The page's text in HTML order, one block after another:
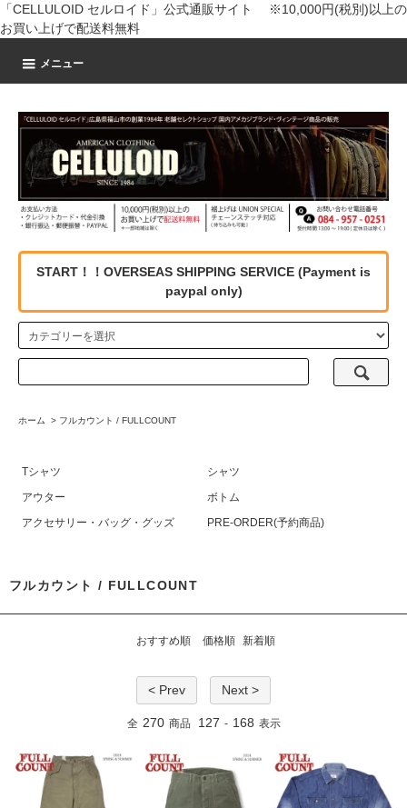
「CELLULOID セルロイド」公式通販サイト ※10,000円(税別)以上の
お買い上げで配送料無料
メニュー
START！！OVERSEAS SHIPPING SERVICE (Payment is
paypal only)
ホーム > フルカウント / FULLCOUNT
Tシャツ
シャツ
アウター
ボトム
アクセサリー・バッグ・グッズ
PRE-ORDER(予約商品)
フルカウント / FULLCOUNT
おすすめ順 価格順 新着順
< Prev Next >
全 270 商品 127 - 168 表示